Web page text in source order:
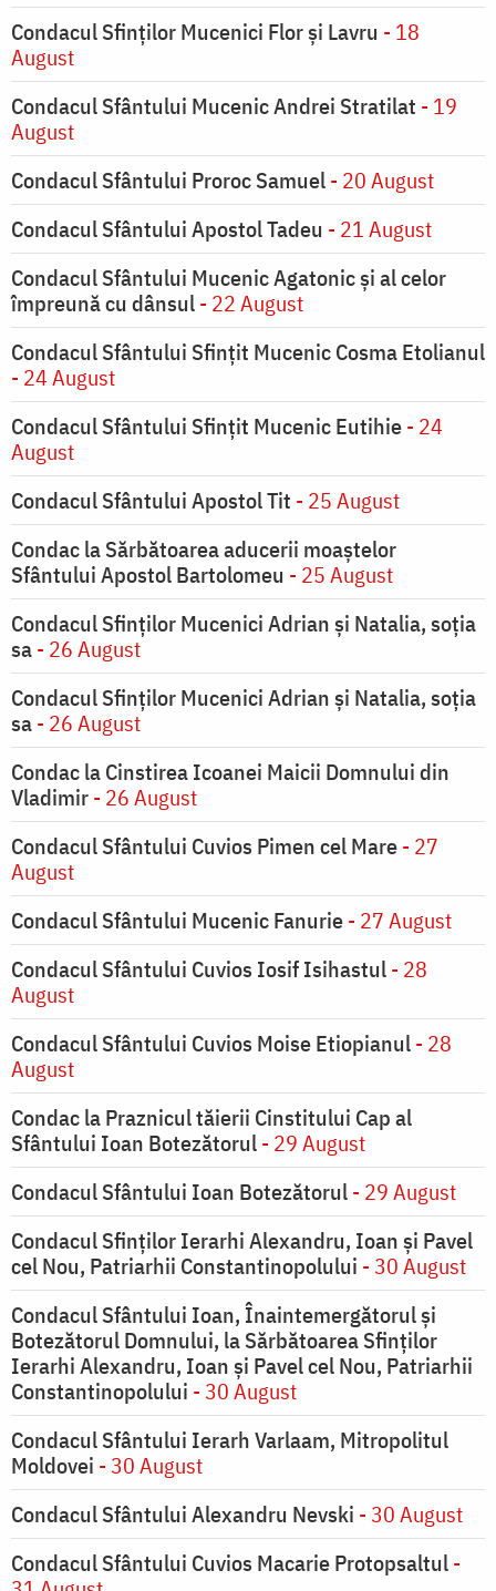
Condacul Sfinţilor Mucenici Flor şi Lavru - 18
August
Condacul Sfântului Mucenic Andrei Stratilat - 19
August
Condacul Sfântului Proroc Samuel- 20 August
Condacul Sfântului Apostol Tadeu - 21 August
Condacul Sfântului Mucenic Agatonic şi al celor
împreună cu dânsul- 22 August
Condacul Sfântului Sfinţit Mucenic Cosma Etolianul
- 24 August
Condacul Sfântului Sfinţit Mucenic Eutihie- 24
August
Condacul Sfântului Apostol Tit - 25 August
Condac la Sărbătoarea aducerii moaştelor
Sfântului Apostol Bartolomeu - 25 August
Condacul Sfinţilor Mucenici Adrian şi Natalia, soţia
sa- 26 August
Condacul Sfinţilor Mucenici Adrian şi Natalia, soţia
sa- 26 August
Condac la Cinstirea Icoanei Maicii Domnului din
Vladimir- 26 August
Condacul Sfântului Cuvios Pimen cel Mare- 27
August
Condacul Sfântului Mucenic Fanurie- 27 August
Condacul Sfântului Cuvios Iosif Isihastul- 28
August
Condacul Sfântului Cuvios Moise Etiopianul- 28
August
Condac la Praznicul tăierii Cinstitului Cap al
Sfântului Ioan Botezătorul- 29 August
Condacul Sfântului Ioan Botezătorul- 29 August
Condacul Sfinţilor Ierarhi Alexandru, Ioan şi Pavel
cel Nou, Patriarhii Constantinopolului - 30 August
Condacul Sfântului Ioan, Înaintemergătorul şi
Botezătorul Domnului, la Sărbătoarea Sfinţilor
Ierarhi Alexandru, Ioan şi Pavel cel Nou, Patriarhii
Constantinopolului - 30 August
Condacul Sfântului Ierarh Varlaam, Mitropolitul
Moldovei - 30 August
Condacul Sfântului Alexandru Nevski - 30 August
Condacul Sfântului Cuvios Macarie Protopsaltul-